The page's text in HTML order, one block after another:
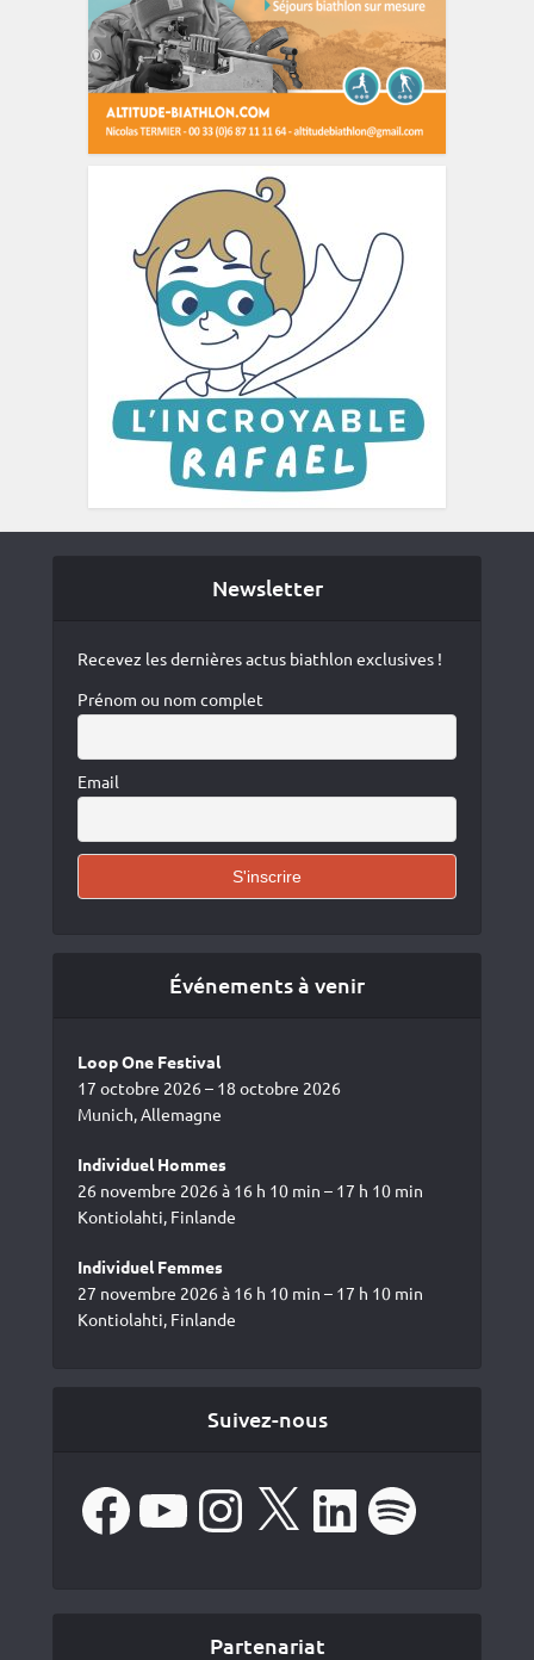
Newsletter
Recevez les dernières actus biathlon exclusives !
Prénom ou nom complet
Email
Événements à venir
Loop One Festival
17 octobre 2026 – 18 octobre 2026
Munich, Allemagne
Individuel Hommes
26 novembre 2026 à 16 h 10 min – 17 h 10 min
Kontiolahti, Finlande
Individuel Femmes
27 novembre 2026 à 16 h 10 min – 17 h 10 min
Kontiolahti, Finlande
Suivez-nous
FacebookYouTube Instagram LinkedIn Spotify
Partenariat